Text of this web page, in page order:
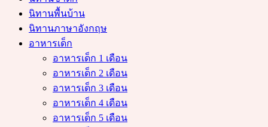
นิทานพื้นบ้าน
นิทานภาษาอังกฤษ
อาหารเด็ก
อาหารเด็ก 1 เดือน
อาหารเด็ก 2 เดือน
อาหารเด็ก 3 เดือน
อาหารเด็ก 4 เดือน
อาหารเด็ก 5 เดือน